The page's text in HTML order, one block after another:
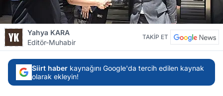
Yahya KARA
Editör-Muhabir
TAKİP ET
Siirt haber kaynağını Google'da tercih edilen kaynak
olarak ekleyin!